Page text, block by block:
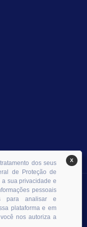
reservados.
X
dos seus
de Proteção de
a sua privacidade e
pessoais
para analisar e
plataforma e em
nos autoriza a